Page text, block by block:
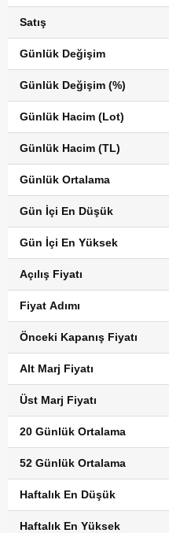
Satış
Günlük Değişim
Günlük Değişim (%)
Günlük Hacim (Lot)
Günlük Hacim (TL)
Günlük Ortalama
Gün İçi En Düşük
Gün İçi En Yüksek
Açılış Fiyatı
Fiyat Adımı
Önceki Kapanış Fiyatı
Alt Marj Fiyatı
Üst Marj Fiyatı
20 Günlük Ortalama
52 Günlük Ortalama
Haftalık En Düşük
Haftalık En Yüksek